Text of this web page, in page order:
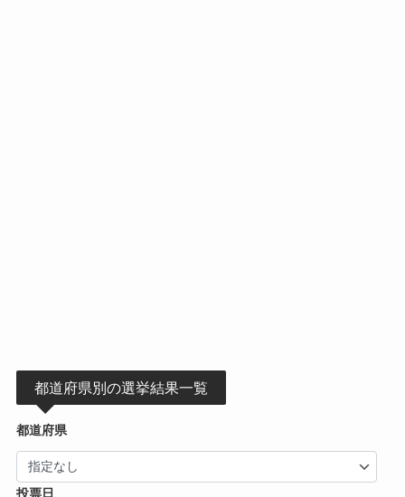
都道府県別の選挙結果一覧
都道府県
投票日